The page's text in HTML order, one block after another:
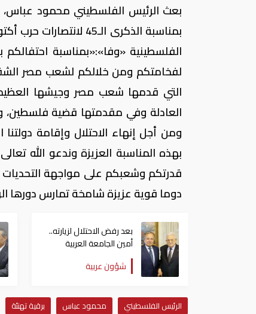
بعث الرئيس الفلسطيني محمود عباس،
بمناسبة الذكرى
لفخامتكم ومن خلالكم لشعب مصر الشقيق
التي قدمها شعب مصر وجيشها العظيم
العادلة وفي مقدمتها قضية فلسطين،
ومن أجل إنهاء الاحتلال وإقامة
بهذه المناسبة العزيزة وندعو الله
قدرتكم وشعبكم على مواجهة التحديات
دوما قوية عزيزة شامخة تمارس دورها
بعد رفض الاحتلال لزيارته..
أمين الجامعة العربية
يلتقي الرئيس الفلسطيني
في الأردن
شؤون عربية
الرئيس الفلسطيني محمود عباس برقية تهنئة